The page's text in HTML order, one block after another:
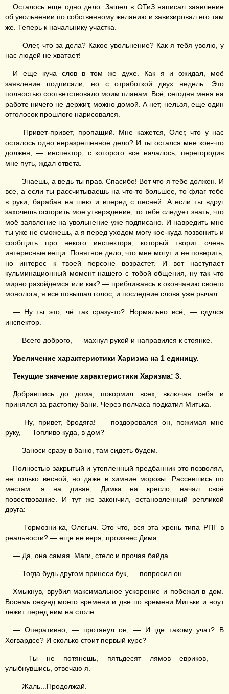
Осталось еще одно дело. Зашел в ОТиЗ написал заявление
об увольнении по собственному желанию и завизировал его там
же. Теперь к начальнику участка.
— Олег, что за дела? Какое увольнение? Как я тебя уволю, у
нас людей не хватает!
И еще куча слов в том же духе. Как я и ожидал, моё
заявление подписали, но с отработкой двух недель. Это
полностью соответствовало моим планам. Всё, сегодня меня на
работе ничего не держит, можно домой. А нет, нельзя, еще один
отголосок прошлого нарисовался.
— Привет-привет, пропащий. Мне кажется, Олег, что у нас
осталось одно неразрешенное дело? И ты остался мне кое-что
должен, — инспектор, с которого все началось, перегородив
мне путь, ждал ответа.
— Знаешь, а ведь ты прав. Спасибо! Вот что я тебе должен. И
все, а если ты рассчитываешь на что-то большее, то флаг тебе
в руки, барабан на шею и вперед с песней. А если ты вдруг
захочешь оспорить мое утверждение, то тебе следует знать, что
моё заявление на увольнение уже подписано. И навредить мне
ты уже не сможешь, а я перед уходом могу кое-куда позвонить и
сообщить про некого инспектора, который творит очень
интересные вещи. Понятное дело, что мне могут и не поверить,
но интерес к твоей персоне возрастет. И вот наступает
кульминационный момент нашего с тобой общения, ну так что
мирно разойдемся или как? — приближаясь к окончанию своего
монолога, я все повышал голос, и последние слова уже рычал.
— Ну..ты это, чё так сразу-то? Нормально всё, — сдулся
инспектор.
— Всего доброго, — махнул рукой и направился к стоянке.
Увеличение характеристики Харизма на 1 единицу.
Текущие значение характеристики Харизма: 3.
Добравшись до дома, покормил всех, включая себя и
принялся за растопку бани. Через полчаса подкатил Митька.
— Ну, привет, бродяга! — поздоровался он, пожимая мне
руку, — Топливо куда, в дом?
— Заноси сразу в баню, там сидеть будем.
Полностью закрытый и утепленный предбанник это позволял,
не только весной, но даже в зимние морозы. Рассевшись по
местам: я на диван, Димка на кресло, начал своё
повествование. И тут же закончил, остановленный репликой
друга:
— Тормозни-ка, Олегыч. Это что, вся эта хрень типа РПГ в
реальности? — еще не веря, произнес Дима.
— Да, она самая. Маги, стелс и прочая байда.
— Тогда будь другом принеси бук, — попросил он.
Хмыкнув, врубил максимальное ускорение и побежал в дом.
Восемь секунд моего времени и две по времени Митьки и ноут
лежит перед ним на столе.
— Оперативно, — протянул он, — И где такому учат? В
Хогвардсе? И сколько стоит первый курс?
— Ты не потянешь, пятьдесят лямов евриков, —
улыбнувшись, отвечаю я.
— Жаль...Продолжай.